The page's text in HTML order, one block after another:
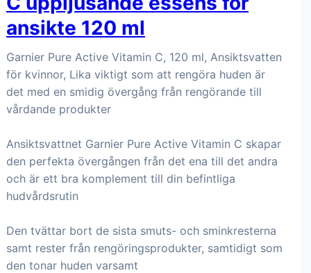
ansikte 120 ml
Garnier Pure Active Vitamin C, 120 ml, Ansiktsvatten
för kvinnor, Lika viktigt som att rengöra huden är
det med en smidig övergång från rengörande till
vårdande produkter
Ansiktsvattnet Garnier Pure Active Vitamin C skapar
den perfekta övergången från det ena till det andra
och är ett bra komplement till din befintliga
hudvårdsrutin
Den tvättar bort de sista smuts- och sminkresterna
samt rester från rengöringsprodukter, samtidigt som
den tonar huden varsamt